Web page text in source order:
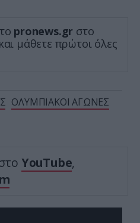
pronews.gr στο
μάθετε πρώτοι όλες
ΟΛΥΜΠΙΑΚΟΙ ΑΓΩΝΕΣ
YouTube,